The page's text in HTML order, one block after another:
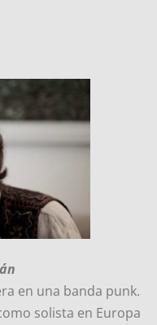
en una banda punk.
solista en Europa